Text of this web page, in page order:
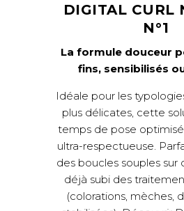
DIGITAL CURL
N°1
La formule douceur
fins, sensibilisés
Idéale pour les
plus délicates, cette
temps de pose
ultra-respectueuse.
des boucles souples sur
déjà subi des
(colorations, mèches,